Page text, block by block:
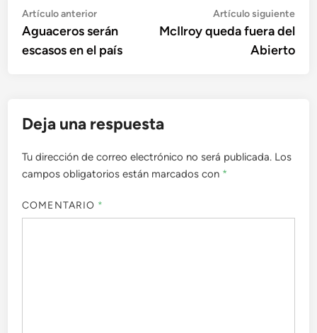
Navegación
de
entradas
Artículo anteriorArtículo
anterior:
Aguaceros serán
escasos en el país
Artículo siguiente
McIlroy queda fuera del
Abierto
Deja una respuesta
Tu dirección de correo electrónico no será publicada. Los
campos obligatorios están marcados con *
COMENTARIO *